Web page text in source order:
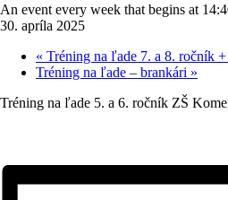
An event every week that begins at
30. apríla 2025
« Tréning na ľade 7. a 8. ročník
Tréning na ľade – brankári »
Tréning na ľade 5. a 6. ročník ZŠ